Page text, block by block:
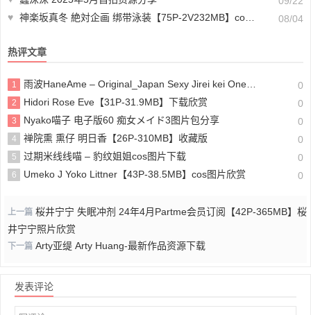
♥ 神楽坂真冬 絶対企画 绑带泳装【75P-2V232MB】cos图片下载 08/04
热评文章
1 雨波HaneAme – Original_Japan Sexy Jirei kei Onee san_地雷系2图片包分享 0
2 Hidori Rose Eve【31P-31.9MB】下载欣赏 0
3 Nyako喵子 电子版60 痴女メイド3图片包分享 0
4 禅院熏 熏仔 明日香【26P-310MB】收藏版 0
5 过期米线线喵 – 豹纹姐姐cos图片下载 0
6 Umeko J Yoko Littner【43P-38.5MB】cos图片欣赏 0
上一篇 桜井宁宁 失眠冲剂 24年4月Partme会员订阅【42P-365MB】桜
井宁宁照片欣赏
下一篇 Arty亚缇 Arty Huang-最新作品资源下载
发表评论